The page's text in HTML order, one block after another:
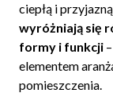
ciepłą i
wyróżniają się
formy i funkcji
elementem
pomieszczenia.